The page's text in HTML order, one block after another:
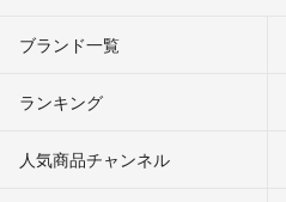
ブランド一覧
ランキング
人気商品チャンネル